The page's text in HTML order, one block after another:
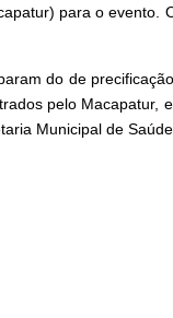
para o evento.
do de
pelo Macapatur,
Municipal de Saúde